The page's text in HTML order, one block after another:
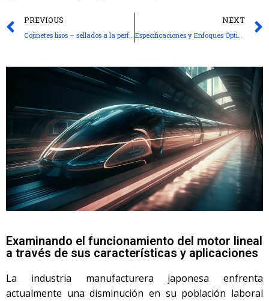
PREVIOUS
Cojinetes lisos – sellados a la perfección
NEXT
Especificaciones y Enfoques Óptimos de Resolución de Problemas para Dispositivos Médicos
Examinando el funcionamiento del motor lineal
a través de sus características y aplicaciones
La industria manufacturera japonesa enfrenta
actualmente una disminución en su población laboral